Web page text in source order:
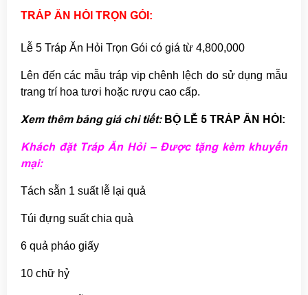
TRÁP ĂN HỎI TRỌN GÓI:
Lễ 5 Tráp Ăn Hỏi Trọn Gói có giá từ 4,800,000
Lên đến các mẫu tráp vip chênh lệch do sử dụng mẫu
trang trí hoa tươi hoặc rượu cao cấp.
Xem thêm bảng giá chi tiết: BỘ LỄ 5 TRÁP ĂN HỎI:
Khách đặt Tráp Ăn Hỏi – Được tặng kèm khuyến
mại:
Tách sẵn 1 suất lễ lại quả
Túi đựng suất chia quà
6 quả pháo giấy
10 chữ hỷ